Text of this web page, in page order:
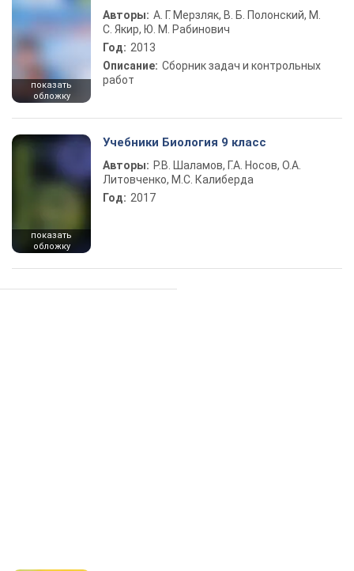
показать
обложку
Авторы: А. Г. Мерзляк, В. Б. Полонский, М.
С. Якир, Ю. М. Рабинович
Год: 2013
Описание: Сборник задач и контрольных
работ
показать
обложку
Учебники Биология 9 класс
Авторы: Р.В. Шаламов, Г.А. Носов, О.А.
Литовченко, М.С. Калиберда
Год: 2017